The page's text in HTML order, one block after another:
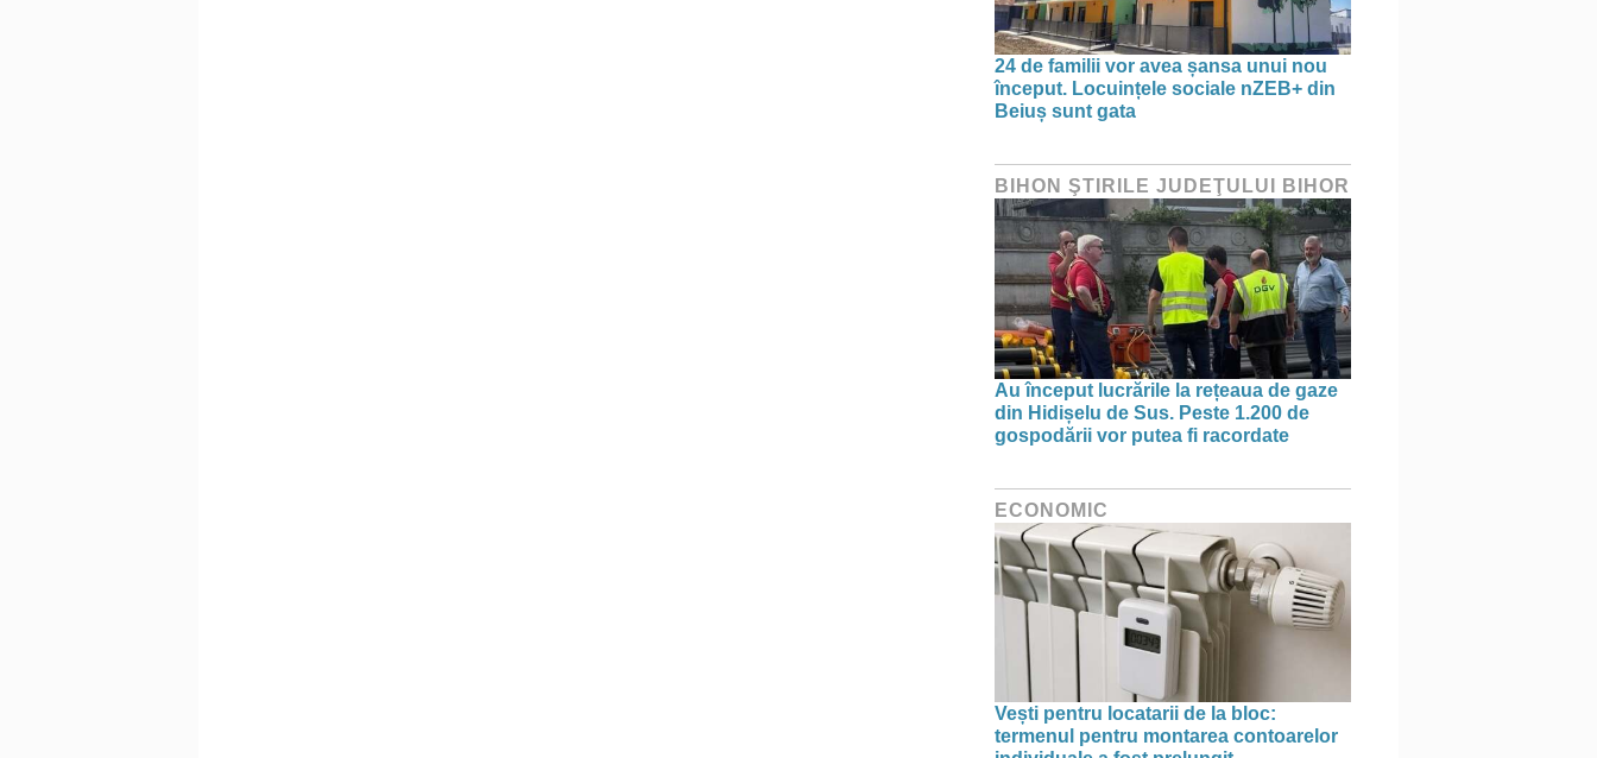
24 de familii vor avea șansa unui nou
început. Locuințele sociale nZEB+ din
Beiuș sunt gata
BIHON ŞTIRILE JUDEŢULUI BIHOR
Au început lucrările la rețeaua de gaze
din Hidișelu de Sus. Peste 1.200 de
gospodării vor putea fi racordate
ECONOMIC
Vești pentru locatarii de la bloc:
termenul pentru montarea contoarelor